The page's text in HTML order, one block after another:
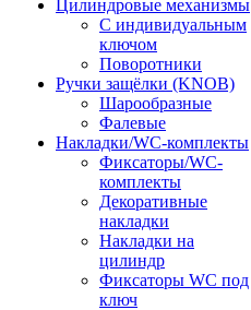
Цилиндровые механизмы
С индивидуальным
ключом
Поворотники
Ручки защёлки (KNOB)
Шарообразные
Фалевые
Накладки/WC-комплекты
Фиксаторы/WC-
комплекты
Декоративные
накладки
Накладки на
цилиндр
Фиксаторы WC под
ключ